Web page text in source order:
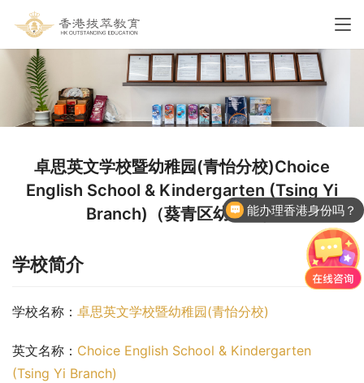
卓思英文学校暨幼稚园(青怡分校)Choice
English School & Kindergarten (Tsing Yi
Branch)（葵青区幼稚园）
学校简介
学校名称： 卓思英文学校暨幼稚园(青怡分校)
英文名称： Choice English School & Kindergarten
(Tsing Yi Branch)
能办理香港身份吗？